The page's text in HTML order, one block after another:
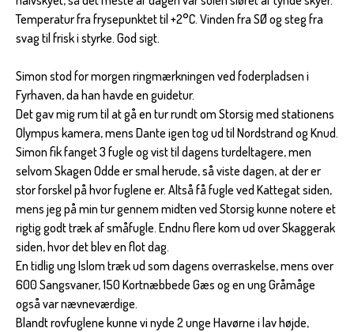
Temperatur fra frysepunktet til +2°C. Vinden fra SØ og steg fra
svag til frisk i styrke. God sigt.
Simon stod for morgen ringmærkningen ved foderpladsen i
Fyrhaven, da han havde en guidetur.
Det gav mig rum til at gå en tur rundt om Storsig med stationens
Olympus kamera, mens Dante igen tog ud til Nordstrand og Knud.
Simon fik fanget 3 fugle og vist til dagens turdeltagere, men
selvom Skagen Odde er smal herude, så viste dagen, at der er
stor forskel på hvor fuglene er. Altså få fugle ved Kattegat siden,
mens jeg på min tur gennem midten ved Storsig kunne notere et
rigtig godt træk af småfugle. Endnu flere kom ud over Skaggerak
siden, hvor det blev en flot dag.
En tidlig ung Islom træk ud som dagens overraskelse, mens over
600 Sangsvaner, 150 Kortnæbbede Gæs og en ung Gråmåge
også var nævneværdige.
Blandt rovfuglene kunne vi nyde 2 unge Havørne i lav højde,